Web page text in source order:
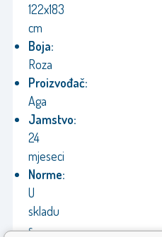
122x183
cm
Boja:
Roza
Proizvođač:
Aga
Jamstvo:
24
mjeseci
Norme:
U
skladu
s